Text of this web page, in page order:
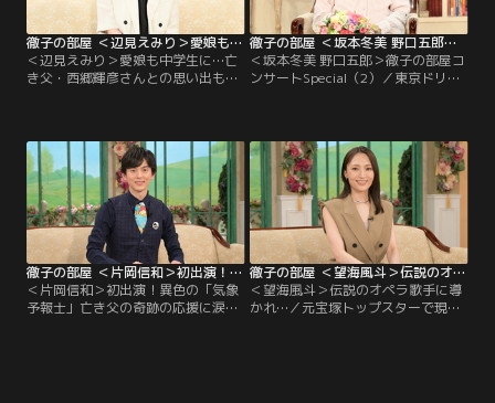
徹子の部屋 ＜辺見えみり＞愛娘も中学生に…亡き父・西郷輝彦さんとの思い出も（2026/07/28放送分）
＜辺見えみり＞愛娘も中学生に…亡
き父・西郷輝彦さんとの思い出も／
記をプレゼントされ、それは今でも
大切に持っているという。 そんな娘
も今年中学に進み、母親思いの子に
育っているらしい。 一方、えみりさ
んが4歳の時に両親が離婚…。
徹子の部屋 ＜坂本冬美 野口五郎＞徹子の部屋コンサートSpecial（2）（2026/07/27放送分）
＜坂本冬美 野口五郎＞徹子の部屋コ
ンサートSpecial（2）／東京ドリー
出演は坂本冬美さんと野口五郎さ
ん。坂本冬美さんは大ヒット曲「夜
桜お七」を意外なエピソードを交え
て熱唱！？野口五郎さんはアカペラ
やエレキギターも披露し観客を魅
了！
徹子の部屋 ＜片岡信和＞初出演！異色の「気象予報士」亡き父の奇跡の応援に涙（2026/07/24放送分）
＜片岡信和＞初出演！異色の「気象
予報士」亡き父の奇跡の応援に涙／
徹子の部屋 ＜望海風斗＞伝説のオペラ歌手に導かれ…（2026/07/23放送分）
＜望海風斗＞伝説のオペラ歌手に導
かれ…／元宝塚トップスターで現在